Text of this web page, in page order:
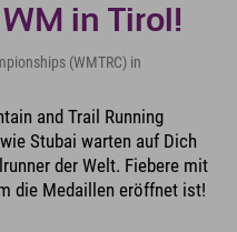
in Tirol!
(WMTRC) in
and Trail Running
Stubai warten auf Dich
der Welt. Fiebere mit
die Medaillen eröffnet ist!